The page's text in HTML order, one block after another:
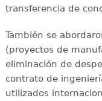
transferencia de
También se
(proyectos de
eliminación de
contrato de
utilizados